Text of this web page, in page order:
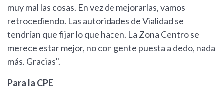
muy mal las cosas. En vez de mejorarlas, vamos
retrocediendo. Las autoridades de Vialidad se
tendrían que fijar lo que hacen. La Zona Centro se
merece estar mejor, no con gente puesta a dedo, nada
más. Gracias".
Para la CPE